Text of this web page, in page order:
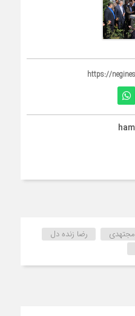
https://
رضا زنده دل